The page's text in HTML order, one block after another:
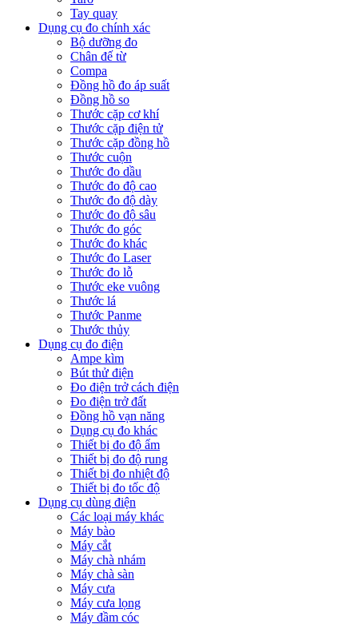
Tay quay
Dụng cụ đo chính xác
Bộ dưỡng đo
Chân đế từ
Compa
Đồng hồ đo áp suất
Đồng hồ so
Thước cặp cơ khí
Thước cặp điện tử
Thước cặp đồng hồ
Thước cuộn
Thước đo dầu
Thước đo độ cao
Thước đo độ dày
Thước đo độ sâu
Thước đo góc
Thước đo khác
Thước đo Laser
Thước đo lỗ
Thước eke vuông
Thước lá
Thước Panme
Thước thủy
Dụng cụ đo điện
Ampe kìm
Bút thử điện
Đo điện trở cách điện
Đo điện trở đất
Đồng hồ vạn năng
Dụng cụ đo khác
Thiết bị đo độ ẩm
Thiết bị đo độ rung
Thiết bị đo nhiệt độ
Thiết bị đo tốc độ
Dụng cụ dùng điện
Các loại máy khác
Máy bào
Máy cắt
Máy chà nhám
Máy chà sàn
Máy cưa
Máy cưa lọng
Máy đầm cóc